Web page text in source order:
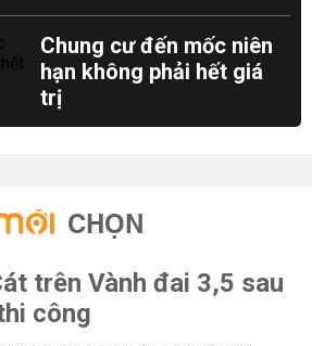
Chung cư đến mốc niên
hạn không phải hết giá
trị
CHỌN
trên Vành đai 3,5 sau
công